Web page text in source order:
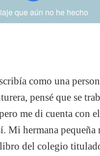
que aún no he hecho
como una
pensé que se
me di cuenta con
Mi hermana pequeña
del colegio